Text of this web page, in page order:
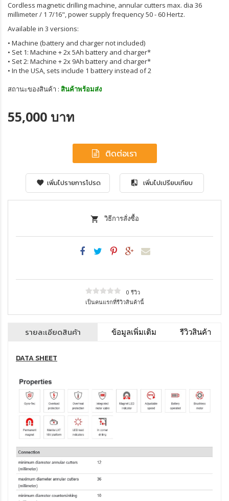
Cordless magnetic drilling machine, annular cutters max. dia 36
millimeter / 1 7/16", power supply frequency 50 - 60 Hertz.
Available in 3 versions:
• Machine (battery and charger not included)
• Set 1: Machine + 2x 5Ah battery and charger*
• Set 2: Machine + 2x 9Ah battery and charger*
• In the USA, sets include 1 battery instead of 2
สถานะของสินค้า : สินค้าพร้อมส่ง
55,000 บาท
ติดต่อเรา
เพิ่มไปรายการโปรด เพิ่มไปเปรียบเทียบ
วิธีการสั่งซื้อ
0 รีวิว
เป็นคนแรกที่รีวิวสินค้านี้
รายละเอียดสินค้า ข้อมูลเพิ่มเติม รีวิวสินค้า
DATA SHEET